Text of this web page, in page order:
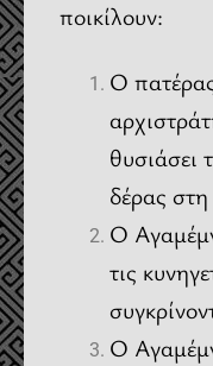
ποικίλουν:
Ο
θυσιάσει
δέρας
Ο
τις
Ο